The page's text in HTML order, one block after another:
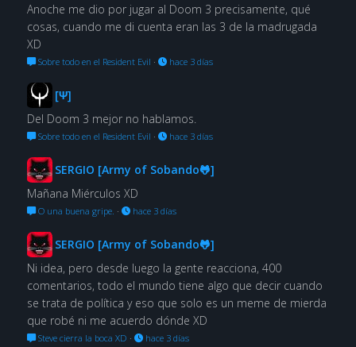
Anoche me dio por jugar al Doom 3 precisamente, qué
cosas, cuando me di cuenta eran las 3 de la madrugada
XD
Sobre todo en el Resident Evil · hace 3 días
[Ψ]
Del Doom 3 mejor no hablamos.
Sobre todo en el Resident Evil · hace 3 días
SERGIO [Army of Sobando🐸]
Mañana Miérculos XD
O una buena gripe. · hace 3 días
SERGIO [Army of Sobando🐸]
Ni idea, pero desde luego la gente reacciona, 400
comentarios, todo el mundo tiene algo que decir cuando
se trata de política y eso que solo es un meme de mierda
que robé ni me acuerdo dónde XD
Steve cierra la boca XD · hace 3 días